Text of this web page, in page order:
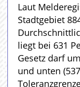
Laut
Stadtgebiet
liegt bei 631
Gesetz darf
und unten